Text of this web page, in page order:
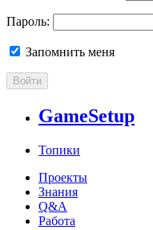
Пароль:
Запомнить меня
Войти
GameSetup
Топики
Проекты
Знания
Q&A
Работа